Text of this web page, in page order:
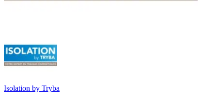
Isolation by Tryba